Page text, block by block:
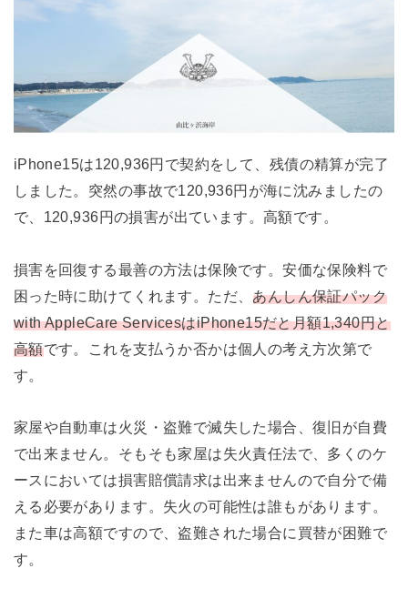
iPhone15は120,936円で契約をして、残債の精算が完了
しました。突然の事故で120,936円が海に沈みましたの
で、120,936円の損害が出ています。高額です。
損害を回復する最善の方法は保険です。安価な保険料で
困った時に助けてくれます。ただ、 あんしん保証パック
with AppleCare ServicesはiPhone15だと月額1,340円と
高額です。これを支払うか否かは個人の考え方次第で
す。
家屋や自動車は火災・盗難で滅失した場合、復旧が自費
で出来ません。そもそも家屋は失火責任法で、多くのケ
ースにおいては損害賠償請求は出来ませんので自分で備
える必要があります。失火の可能性は誰もがあります。
また車は高額ですので、盗難された場合に買替が困難で
す。